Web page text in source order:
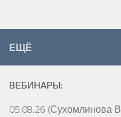
ЕЩЁ
ВЕБИНАРЫ:
05.08.26 (Сухомлинова